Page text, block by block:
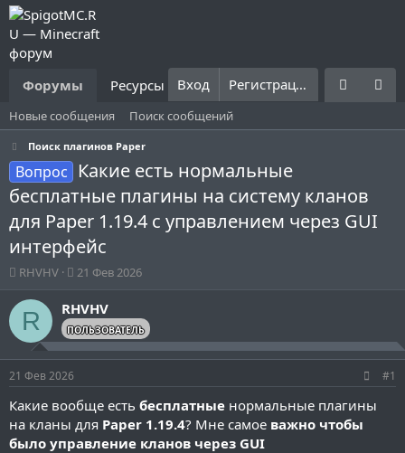
Форумы Ресурсы Что нового? Правила
Вход Регистрация
Новые сообщения Поиск сообщений
Поиск плагинов Paper
Вопрос
Какие есть нормальные
бесплатные плагины на систему кланов
для Paper 1.19.4 с управлением через GUI
интерфейс
А
в
т
р
е
м
ы
RHVHV
Д
а
т
а
н
а
а
л
21 Фев 2026
R RHVHV
ПОЛЬЗОВАТЕЛЬ
21 Фев 2026 #1
Какие вообще есть бесплатные нормальные плагины
на кланы для Paper 1.19.4? Мне самое важно чтобы
было управление кланов через GUI